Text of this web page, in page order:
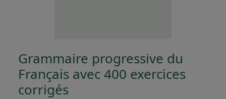
Grammaire progressive du
Français avec 400 exercices
corrigés